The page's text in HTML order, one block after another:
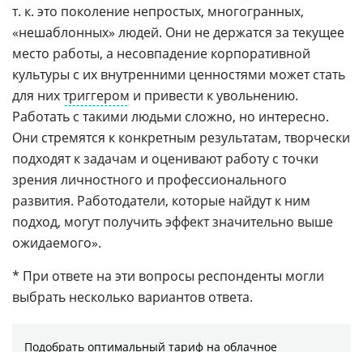
т. к. это поколение непростых, многогранных,
«нешаблонных» людей. Они не держатся за текущее
место работы, а несовпадение корпоративной
культуры с их внутренними ценностями может стать
для нихтриггером и привести к увольнению.
Работать с такими людьми сложно, но интересно.
Они стремятся к конкретным результатам, творчески
подходят к задачам и оценивают работу с точки
зрения личностного и профессионального
развития. Работодатели, которые найдут к ним
подход, могут получить эффект значительно выше
ожидаемого».
* При ответе на эти вопросы респонденты могли
выбрать несколько вариантов ответа.
Подобрать оптимальный тариф на облачное